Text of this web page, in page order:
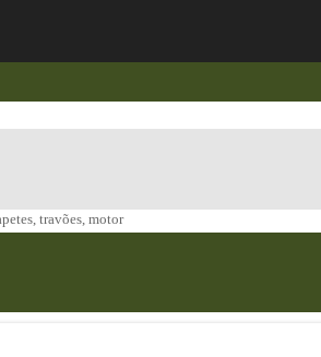
travões, motor